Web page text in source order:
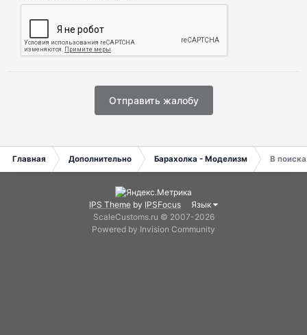
Отправить жалобу
Главная Дополнительно Барахолка - Моделизм В
IPS Theme by IPSFocus
Язык
ScaleCustoms.ru © 2007-2026
Powered by Invision Community